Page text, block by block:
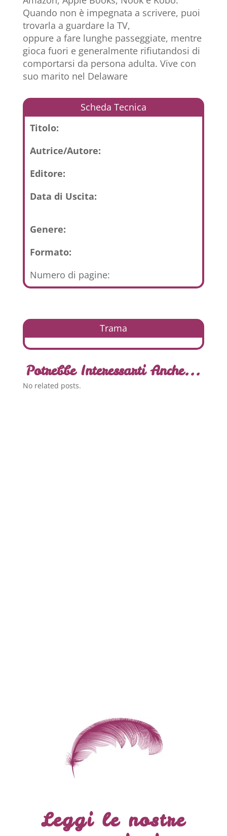
Quando non è impegnata a scrivere, puoi
trovarla a guardare la TV,
oppure a fare lunghe passeggiate, mentre
gioca fuori e generalmente rifiutandosi di
comportarsi da persona adulta. Vive con
suo marito nel Delaware
Scheda Tecnica
Titolo:
Autrice/Autore:
Editore:
Data di Uscita:
Genere:
Formato:
Numero di pagine:
Trama
Potrebbe Interessarti Anche...
No related posts.
Leggi le nostre